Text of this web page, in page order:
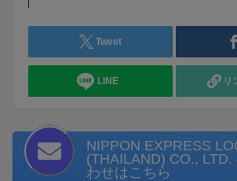
Tweet
LINE リ
NIPPON EXPRESS
(THAILAND) CO., LTD.
わせはこちら